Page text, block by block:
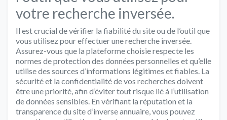
votre recherche inversée.
Il est crucial de vérifier la fiabilité du site ou de l’outil que
vous utilisez pour effectuer une recherche inversée.
Assurez-vous que la plateforme choisie respecte les
normes de protection des données personnelles et qu’elle
utilise des sources d’informations légitimes et fiables. La
sécurité et la confidentialité de vos recherches doivent
être une priorité, afin d’éviter tout risque lié à l’utilisation
de données sensibles. En vérifiant la réputation et la
transparence du site d’inverse annuaire, vous pouvez